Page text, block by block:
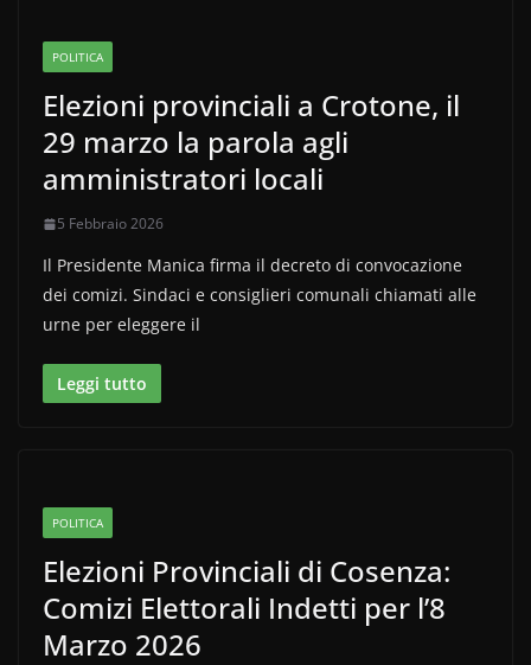
POLITICA
Elezioni provinciali a Crotone, il
29 marzo la parola agli
amministratori locali
5 Febbraio 2026
Il Presidente Manica firma il decreto di convocazione
dei comizi. Sindaci e consiglieri comunali chiamati alle
urne per eleggere il
Leggi tutto
POLITICA
Elezioni Provinciali di Cosenza:
Comizi Elettorali Indetti per l’8
Marzo 2026